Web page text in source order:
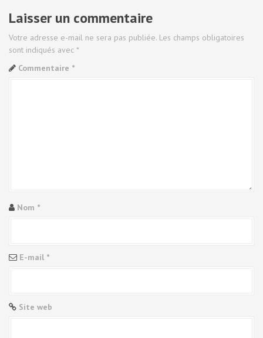
t
i
c
Laisser un commentaire
Votre adresse e-mail ne sera pas publiée. Les champs obligatoires
sont indiqués avec *
Commentaire *
Nom *
E-mail *
Site web